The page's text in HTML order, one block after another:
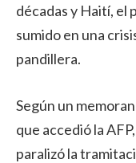
décadas y Haití, el
sumido en una
pandillera.
Según un
que accedió la
paralizó la